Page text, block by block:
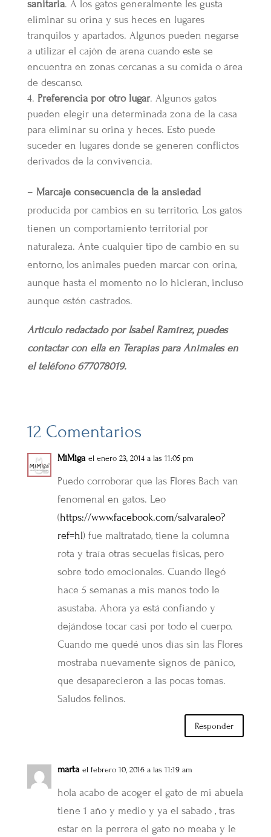
sanitaria. A los gatos generalmente les gusta
eliminar su orina y sus heces en lugares
tranquilos y apartados. Algunos pueden negarse
a utilizar el cajón de arena cuando este se
encuentra en zonas cercanas a su comida o área
de descanso.
Preferencia por otro lugar. Algunos gatos
pueden elegir una determinada zona de la casa
para eliminar su orina y heces. Esto puede
suceder en lugares donde se generen conflictos
derivados de la convivencia.
– Marcaje consecuencia de la ansiedad
producida por cambios en su territorio. Los gatos
tienen un comportamiento territorial por
naturaleza. Ante cualquier tipo de cambio en su
entorno, los animales pueden marcar con orina,
aunque hasta el momento no lo hicieran, incluso
aunque estén castrados.
Articulo redactado por Isabel Ramírez, puedes
contactar con ella en Terapias para Animales en
el teléfono 677078019.
12 Comentarios
MiMiga el enero 23, 2014 a las 11:05 pm
Puedo corroborar que las Flores Bach van
fenomenal en gatos. Leo
(https://www.facebook.com/salvaraleo?
ref=hl) fue maltratado, tiene la columna
rota y traía otras secuelas físicas, pero
sobre todo emocionales. Cuando llegó
hace 5 semanas a mis manos todo le
asustaba. Ahora ya está confiando y
dejándose tocar casi por todo el cuerpo.
Cuando me quedé unos días sin las Flores
mostraba nuevamente signos de pánico,
que desaparecieron a las pocas tomas.
Saludos felinos.
Responder
marta el febrero 10, 2016 a las 11:19 am
hola acabo de acoger el gato de mi abuela
tiene 1 año y medio y ya el sabado , tras
estar en la perrera el gato no meaba y le